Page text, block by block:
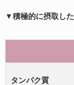
▼積極的に摂取し
タンパク質